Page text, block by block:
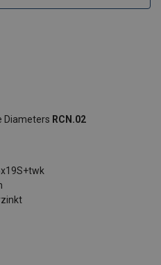
Diameters RCN.02